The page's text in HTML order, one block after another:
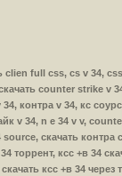
clien full css, cs v 34,
counter strike
контра v 34, кс
v 34, n e 34 v v,
скачать
торрент, ксс +в 34
ксс +в 34